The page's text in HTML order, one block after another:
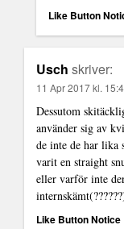
Like Button
Usch skriver:
11 Apr 2017 kl.
Dessutom
använder sig av
de inte de har lika
varit en straight
eller varför inte
Like Button Notice